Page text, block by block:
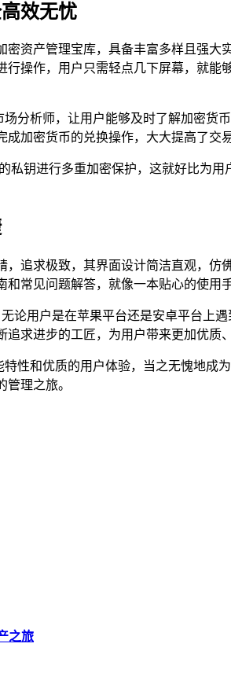
效无忧
资产管理宝库，具备丰富多样且强
操作，用户只需轻点几下屏幕，就
分析师，让用户能够及时了解加密货
加密货币的兑换操作，大大提高了交
钥进行多重加密保护，这就好比为
追求极致，其界面设计简洁直观，
常见问题解答，就像一本贴心的使用
论用户是在苹果平台还是安卓平台上
求进步的工匠，为用户带来更加优质
性和优质的用户体验，当之无愧地
理之旅。
之旅